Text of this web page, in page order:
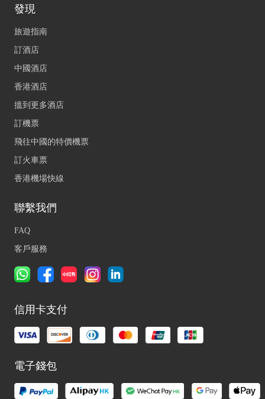
發現
旅遊指南
訂酒店
中國酒店
香港酒店
搵到更多酒店
訂機票
飛往中國的特價機票
訂火車票
香港機場快線
聯繫我們
FAQ
客戶服務
信用卡支付
電子錢包